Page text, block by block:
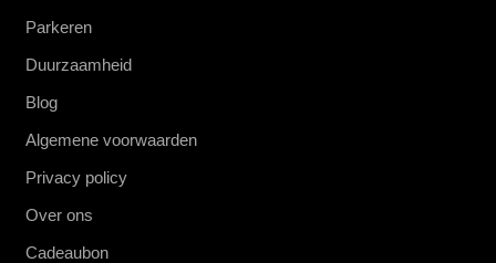
Parkeren
Duurzaamheid
Blog
Algemene voorwaarden
Privacy policy
Over ons
Cadeaubon